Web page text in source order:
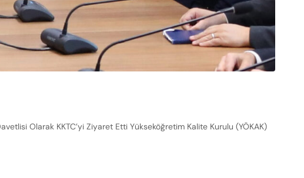
Olarak KKTC’yi Ziyaret Etti Yükseköğretim Kalite Kurulu (YÖKAK)